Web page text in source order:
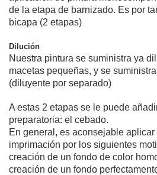
de la etapa de barnizado. Es por
bicapa (2 etapas)
Dilución
Nuestra pintura se suministra ya
macetas pequeñas, y se
(diluyente por separado)
A estas 2 etapas se le puede
preparatoria: el cebado.
En general, es aconsejable aplicar
imprimación por los siguientes
creación de un fondo de color
creación de un fondo